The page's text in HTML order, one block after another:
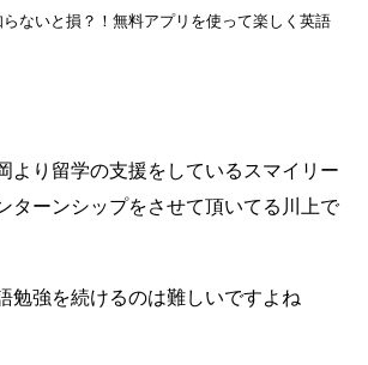
らないと損？！無料アプリを使って楽しく英語
より留学の支援をしているスマイリー
ターンシップをさせて頂いてる川上で
勉強を続けるのは難しいですよね